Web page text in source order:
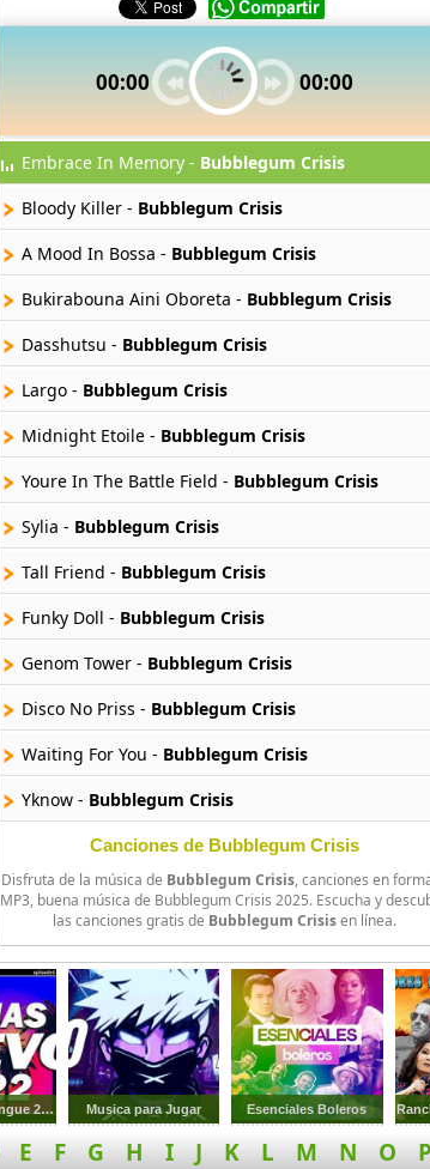
00:00 00:00
Embrace In Memory - Bubblegum Crisis
Bloody Killer - Bubblegum Crisis
A Mood In Bossa - Bubblegum Crisis
Bukirabouna Aini Oboreta - Bubblegum Crisis
Dasshutsu - Bubblegum Crisis
Largo - Bubblegum Crisis
Midnight Etoile - Bubblegum Crisis
Youre In The Battle Field - Bubblegum Crisis
Sylia - Bubblegum Crisis
Tall Friend - Bubblegum Crisis
Funky Doll - Bubblegum Crisis
Genom Tower - Bubblegum Crisis
Disco No Priss - Bubblegum Crisis
Waiting For You - Bubblegum Crisis
Yknow - Bubblegum Crisis
Canciones de Bubblegum Crisis
Disfruta de la música de Bubblegum Crisis, canciones en
MP3, buena música de Bubblegum Crisis 2025. Escucha y
las canciones gratis de Bubblegum Crisisen línea.
Previa Y Cachengue 2022 Musica para Jugar Esenciales Boleros
E F G H I J K L M N O